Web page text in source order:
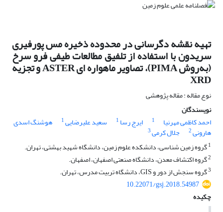
تهیه نقشه دگرسانی در محدوده ذخیره مس پورفیری
سریدون با استفاده از تلفیق مطالعات طیفی فرو سرخ
(به‌روش PIMA)، تصاویر ماهواره ای ASTER و تجزیه
XRD
نوع مقاله : مقاله پژوهشی
نویسندگان
احمد کاظمی مهرنیا
1 ایرج رسا 1 سعید علیرضایی1 هوشنگ اسدی
هارونی2 جلال کرمی3
1گروه زمین شناسی، دانشکده علوم زمین، دانشگاه شهید بهشتی، تهران.
2گروه اکتشاف معدن، دانشگاه صنعتی اصفهان، اصفهان.
3گروه سنجش از دور و GIS، دانشگاه تربیت مدرس، تهران.
10.22071/gsj.2018.54987
چکیده